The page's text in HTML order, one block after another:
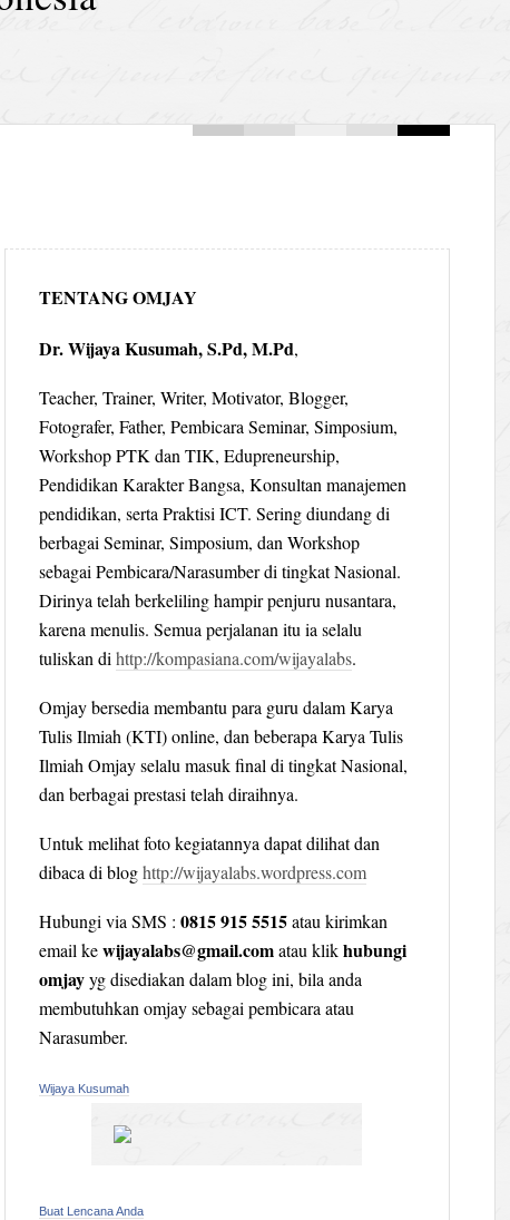
TENTANG OMJAY
Dr. Wijaya Kusumah, S.Pd, M.Pd,
Teacher, Trainer, Writer, Motivator, Blogger,
Fotografer, Father, Pembicara Seminar, Simposium,
Workshop PTK dan TIK, Edupreneurship,
Pendidikan Karakter Bangsa, Konsultan manajemen
pendidikan, serta Praktisi ICT. Sering diundang di
berbagai Seminar, Simposium, dan Workshop
sebagai Pembicara/Narasumber di tingkat Nasional.
Dirinya telah berkeliling hampir penjuru nusantara,
karena menulis. Semua perjalanan itu ia selalu
tuliskan di http://kompasiana.com/wijayalabs.
Omjay bersedia membantu para guru dalam Karya
Tulis Ilmiah (KTI) online, dan beberapa Karya Tulis
Ilmiah Omjay selalu masuk final di tingkat Nasional,
dan berbagai prestasi telah diraihnya.
Untuk melihat foto kegiatannya dapat dilihat dan
dibaca di bloghttp://wijayalabs.wordpress.com
Hubungi via SMS : 0815 915 5515atau kirimkan
email kewijayalabs@gmail.comatau klikhubungi
omjayyg disediakan dalam blog ini, bila anda
membutuhkan omjay sebagai pembicara atau
Narasumber.
Wijaya Kusumah
Buat Lencana Anda